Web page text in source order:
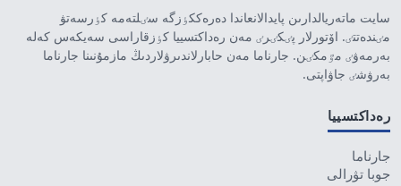
سايت ماتەريالدارىن پايدالانعاندا دەرەككٶزگە سٸلتەمە كٶرسەتۋ
مٸندەتتٸ. اۆتورلار پٸكٸرٸ مەن رەداكتسييا كٶزقاراسى سەيكەس كەلە
بەرمەۋٸ مٷمكٸن. جارناما مەن حابارلاندىرۋلاردىڭ مازمۇنىنا جارناما
بەرۋشٸ جاۋاپتى.
رەداكتسييا
جارناما
جوبا تۋرالى